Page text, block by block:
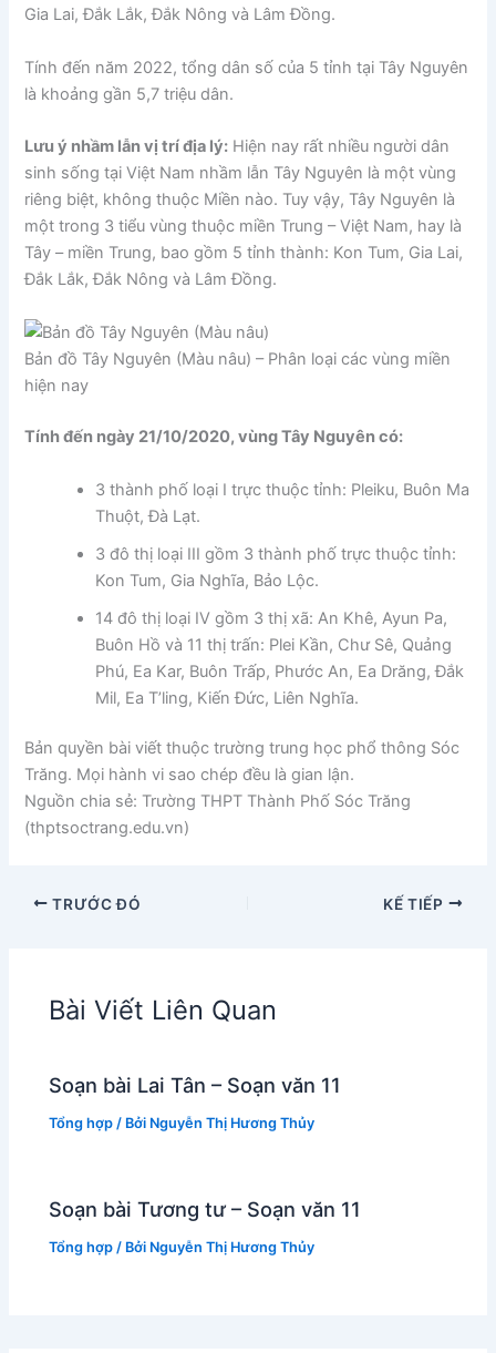
Gia Lai, Đắk Lắk, Đắk Nông và Lâm Đồng.
Tính đến năm 2022, tổng dân số của 5 tỉnh tại Tây Nguyên
là khoảng gần 5,7 triệu dân.
Lưu ý nhầm lẫn vị trí địa lý: Hiện nay rất nhiều người dân
sinh sống tại Việt Nam nhầm lẫn Tây Nguyên là một vùng
riêng biệt, không thuộc Miền nào. Tuy vậy, Tây Nguyên là
một trong 3 tiểu vùng thuộc miền Trung – Việt Nam, hay là
Tây – miền Trung, bao gồm 5 tỉnh thành: Kon Tum, Gia Lai,
Đắk Lắk, Đắk Nông và Lâm Đồng.
Bản đồ Tây Nguyên (Màu nâu) – Phân loại các vùng miền
hiện nay
Tính đến ngày 21/10/2020, vùng Tây Nguyên có:
3 thành phố loại I trực thuộc tỉnh: Pleiku, Buôn Ma
Thuột, Đà Lạt.
3 đô thị loại III gồm 3 thành phố trực thuộc tỉnh:
Kon Tum, Gia Nghĩa, Bảo Lộc.
14 đô thị loại IV gồm 3 thị xã: An Khê, Ayun Pa,
Buôn Hồ và 11 thị trấn: Plei Kần, Chư Sê, Quảng
Phú, Ea Kar, Buôn Trấp, Phước An, Ea Drăng, Đắk
Mil, Ea T’ling, Kiến Đức, Liên Nghĩa.
Bản quyền bài viết thuộc trường trung học phổ thông Sóc
Trăng. Mọi hành vi sao chép đều là gian lận.
Nguồn chia sẻ: Trường THPT Thành Phố Sóc Trăng
(thptsoctrang.edu.vn)
TRƯỚC ĐÓ KẾ TIẾP
Bài Viết Liên Quan
Soạn bài Lai Tân – Soạn văn 11
Tổng hợp / Bởi Nguyễn Thị Hương Thủy
Soạn bài Tương tư – Soạn văn 11
Tổng hợp / Bởi Nguyễn Thị Hương Thủy